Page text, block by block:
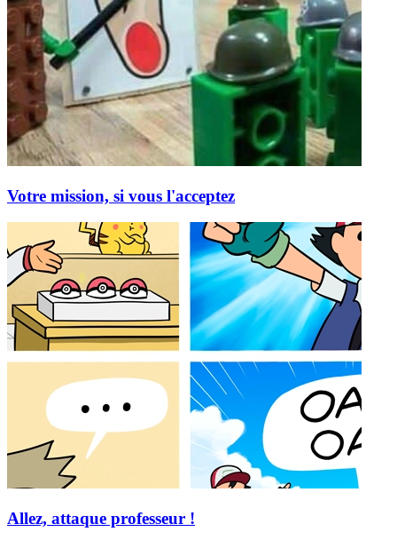
Votre mission, si vous l'acceptez
Allez, attaque professeur !